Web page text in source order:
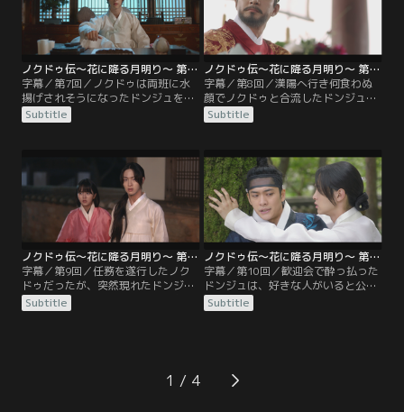
る。そんな中、ノクドゥは寡婦村に
忍び込んだ男に出くわしたと嘘をつ
き…。
が、ドンジュへ仕返しをするため強
引に水揚げを迫ってきて…。
ノクドゥ伝～花に降る月明り～ 第07話／字幕
字幕／第7回／ノクドゥは両班に水
揚げされそうになったドンジュを養
女に迎え、母娘として寡婦村で同居
を開始する。ムウォル団のキム・ス
ノクドゥに新たな命令を下す。ノク
ドゥはドンジュが飼いたがっていた
ヒヨコを2羽贈り、任務をこなすた
め漢陽へ。1人になったドンジュ
は、ノクドゥのことが頭から離れ
Subtitle
ノクドゥ伝～花に降る月明り～ 第08話／字幕
字幕／第8回／漢陽へ行き何食わぬ
顔でノクドゥと合流したドンジュ。
2人で街へ買い物に行き、ノクドゥ
は手先の器用なドンジュに任務に必
ランコを見て顔を曇らせたドンジュ
に、ノクドゥは優しく声をかける。
その夜、ドンジュはかつて家族と暮
らしていた家を訪れる。そこで出く
わしたのはチャ・ユルムだった。
Subtitle
ノクドゥ伝～花に降る月明り～ 第09話／字幕
字幕／第9回／任務を遂行したノク
ドゥだったが、突然現れたドンジュ
とともに危機に直面！ユルムのおか
げでその場を乗り切り、ノクドゥは
方、隠れて暮らしていたユンジョと
ファンテは再び襲われ、ファン将軍
Subtitle
ノクドゥ伝～花に降る月明り～ 第10話／字幕
字幕／第10回／歓迎会で酔っ払った
ドンジュは、好きな人がいると公
言。その発言を聞いたノクドゥは、
ドンジュが誰を好きなのかが気にな
を悟られまいと彼を突き放す。そん
な中、ノクドゥは島で襲われた原因
Subtitle
1